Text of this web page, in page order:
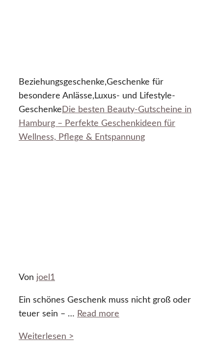
Beziehungsgeschenke,Geschenke für
besondere Anlässe,Luxus- und Lifestyle-
Geschenke Die besten Beauty-Gutscheine in
Hamburg – Perfekte Geschenkideen für
Wellness, Pflege & Entspannung
Von joel1
Ein schönes Geschenk muss nicht groß oder
teuer sein – … Read more
Weiterlesen >